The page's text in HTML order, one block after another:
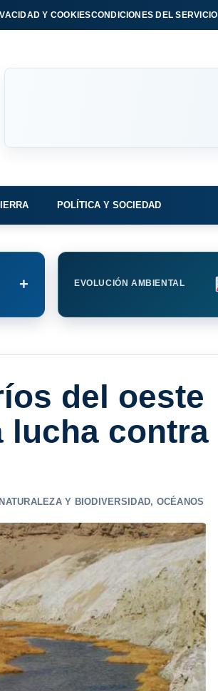
Y COOKIESCONDICIONES DEL SERVICIO
POLÍTICA Y SOCIEDAD
+ EVOLUCIÓN AMBIENTAL
del oeste
lucha contra
NATURALEZA Y BIODIVERSIDAD, OCÉANOS